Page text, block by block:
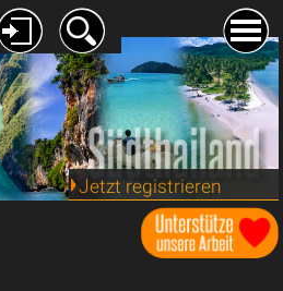
Jetzt registrieren